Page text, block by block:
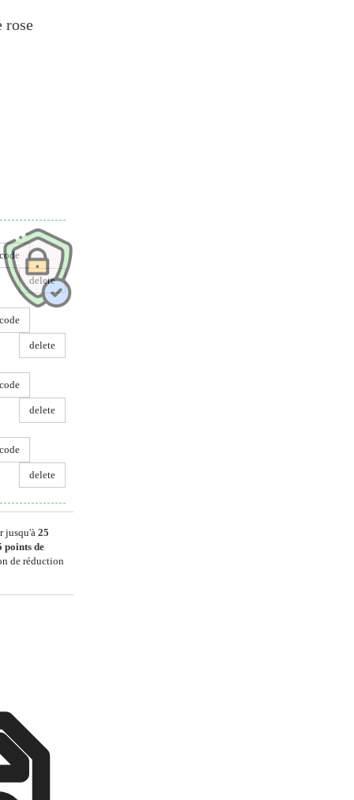
rose
code
delete
code
delete
code
delete
code
delete
jusqu'à 25
points de
de réduction